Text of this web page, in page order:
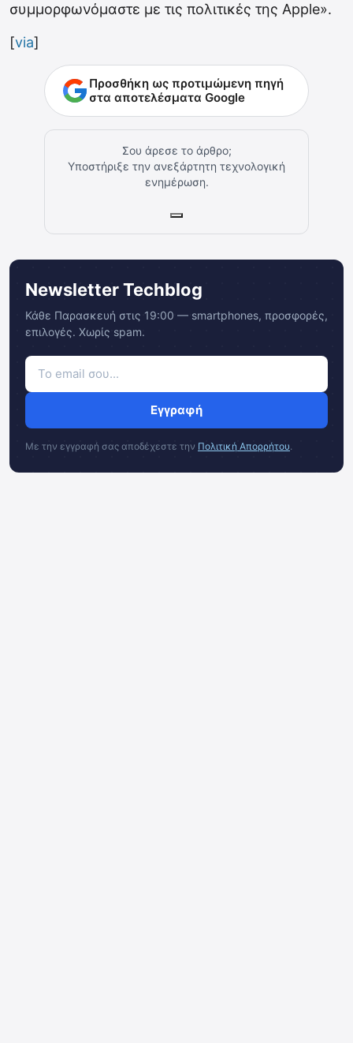
συμμορφωνόμαστε με τις πολιτικές της Apple».
[via]
Προσθήκη ως προτιμώμενη πηγή
στα αποτελέσματα Google
Σου άρεσε το άρθρο;
Υποστήριξε την ανεξάρτητη τεχνολογική
ενημέρωση.
Newsletter Techblog
Κάθε Παρασκευή στις 19:00 — smartphones, προσφορές,
επιλογές. Χωρίς spam.
Εγγραφή
Με την εγγραφή σας αποδέχεστε την Πολιτική Απορρήτου.